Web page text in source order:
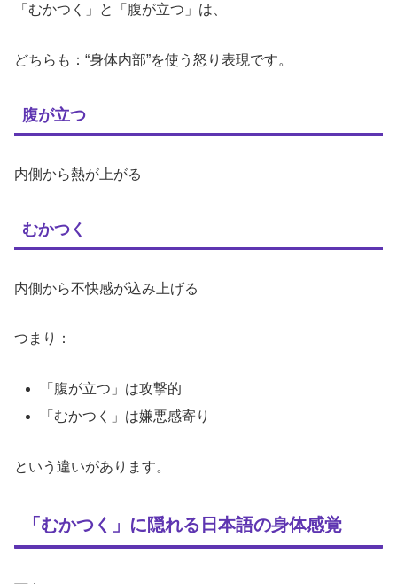
「むかつく」と「腹が立つ」は、
どちらも：“身体内部”を使う怒り表現です。
腹が立つ
内側から熱が上がる
むかつく
内側から不快感が込み上げる
つまり：
「腹が立つ」は攻撃的
「むかつく」は嫌悪感寄り
という違いがあります。
「むかつく」に隠れる日本語の身体感覚